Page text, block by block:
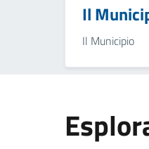
Il
Il Municipio